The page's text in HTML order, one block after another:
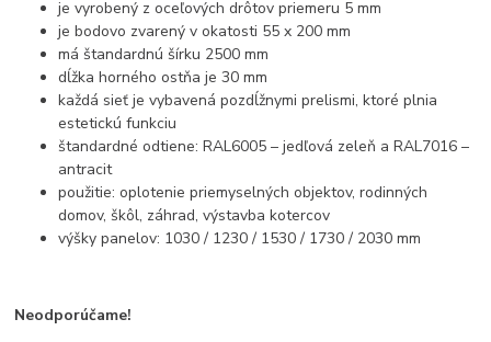
je vyrobený z oceľových drôtov priemeru 5 mm
je bodovo zvarený v okatosti 55 x 200 mm
má štandardnú šírku 2500 mm
dĺžka horného ostňa je 30 mm
každá sieť je vybavená pozdĺžnymi prelismi, ktoré plnia
estetickú funkciu
štandardné odtiene: RAL6005 – jedľová zeleň a RAL7016 –
antracit
použitie: oplotenie priemyselných objektov, rodinných
domov, škôl, záhrad, výstavba kotercov
výšky panelov: 1030 / 1230 / 1530 / 1730 / 2030 mm
Neodporúčame!